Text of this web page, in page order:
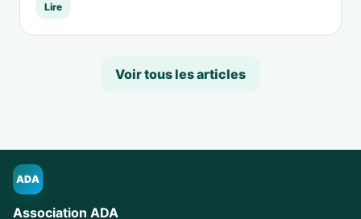
Lire
Voir tous les articles
ADA
Association ADA